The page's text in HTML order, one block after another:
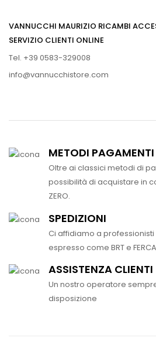
VANNUCCHI MAURIZIO RICAMBI
SERVIZIO CLIENTI ONLINE
Tel. +39 0583-329008
info@vannucchistore.com
METODI PAGAMENTI
Oltre ai classici metodi di
possibilità di acquistare in
ZERO.
SPEDIZIONI
Ci affidiamo a
espresso come BRT e
ASSISTENZA CLIENTI
Un nostro operatore
disposizione